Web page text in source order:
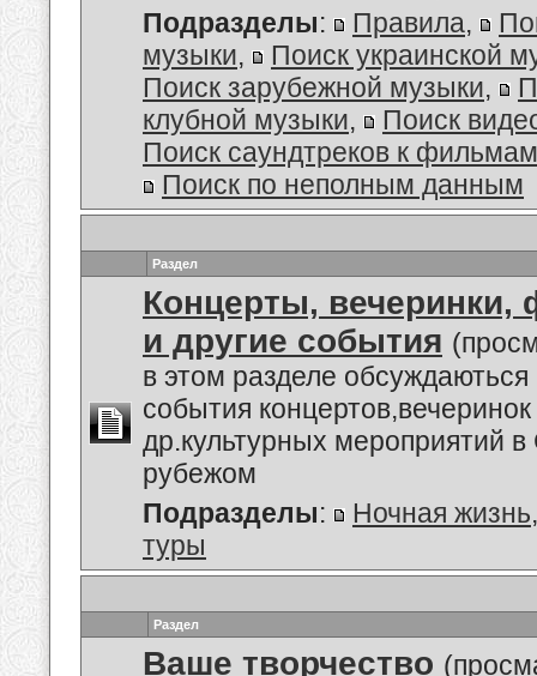
Подразделы: Правила,
музыки,
Поиск украинской
Поиск зарубежной музыки,
клубной музыки,
Поиск
Поиск саундтреков к
Поиск по неполным данным
Раздел
Концерты, вечеринки,
и другие события
в этом разделе
события
др.культурных мероприятий
рубежом
Подразделы: Ночная жизнь
туры
Раздел
Ваше творчество